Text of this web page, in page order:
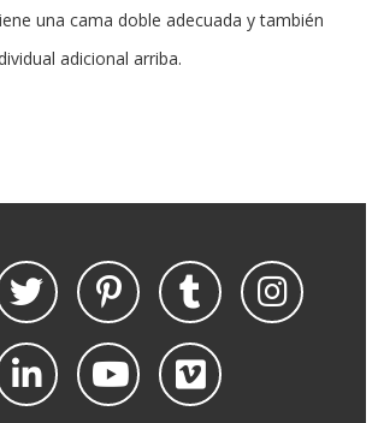
una cama doble adecuada y también
adicional arriba.